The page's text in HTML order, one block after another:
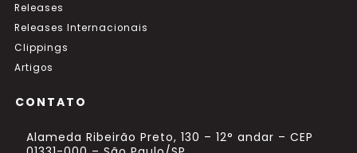
Releases
Releases Internacionais
Clippings
Artigos
CONTATO
Alameda Ribeirão Preto, 130 – 12° andar – CEP